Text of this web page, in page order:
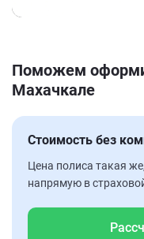
Поможем
Махачкале
Стоимость без
Цена полиса такая
напрямую в